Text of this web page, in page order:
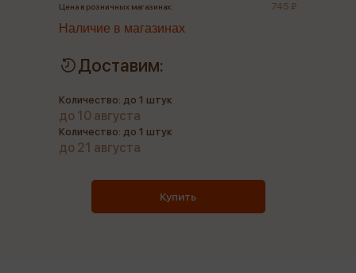
Цена в розничных магазинах: 745 ₽
Наличие в магазинах
Доставим:
Количество: до 1 штук
до 10 августа
Количество: до 1 штук
до 21 августа
Купить